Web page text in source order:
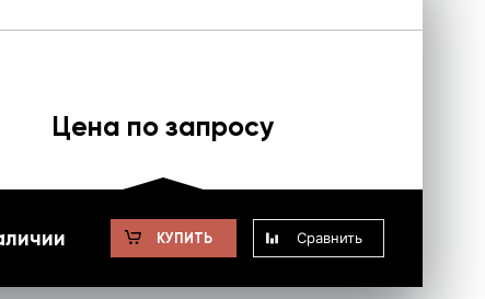
Цена по запросу
КУПИТЬ Сравнить